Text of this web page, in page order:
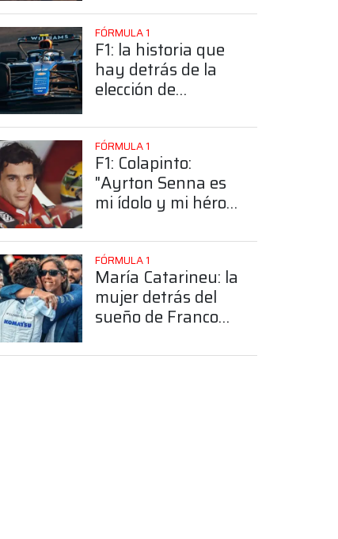
posición de
Colapinto
FÓRMULA 1
F1: la historia que
hay detrás de la
elección de
número 43
FÓRMULA 1
F1: Colapinto:
"Ayrton Senna es
mi ídolo y mi héroe
FÓRMULA 1
María Catarineu: la
mujer detrás del
sueño de Franco
Fórmula 1